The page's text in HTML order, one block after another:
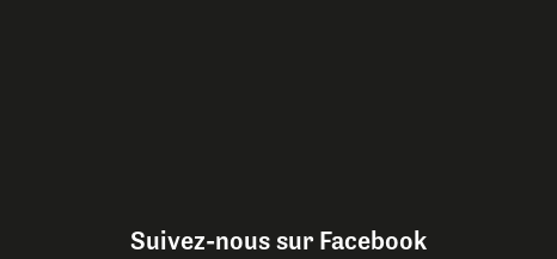
Suivez-nous sur Facebook